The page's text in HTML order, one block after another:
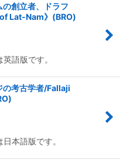
創立者、ドラフ
Lat-Nam》(BRO)
語版です。
の考古学者/Fallaji
本語版です。